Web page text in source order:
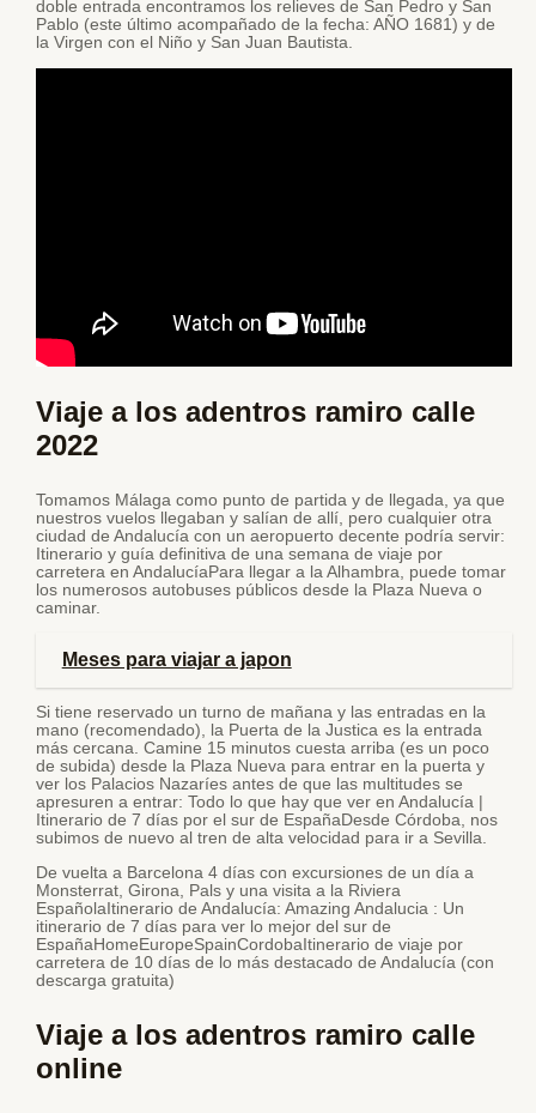
doble entrada encontramos los relieves de San Pedro y San
Pablo (este último acompañado de la fecha: AÑO 1681) y de
la Virgen con el Niño y San Juan Bautista.
Viaje a los adentros ramiro calle
2022
Tomamos Málaga como punto de partida y de llegada, ya que
nuestros vuelos llegaban y salían de allí, pero cualquier otra
ciudad de Andalucía con un aeropuerto decente podría servir:
Itinerario y guía definitiva de una semana de viaje por
carretera en AndalucíaPara llegar a la Alhambra, puede tomar
los numerosos autobuses públicos desde la Plaza Nueva o
caminar.
Meses para viajar a japon
Si tiene reservado un turno de mañana y las entradas en la
mano (recomendado), la Puerta de la Justica es la entrada
más cercana. Camine 15 minutos cuesta arriba (es un poco
de subida) desde la Plaza Nueva para entrar en la puerta y
ver los Palacios Nazaríes antes de que las multitudes se
apresuren a entrar: Todo lo que hay que ver en Andalucía |
Itinerario de 7 días por el sur de EspañaDesde Córdoba, nos
subimos de nuevo al tren de alta velocidad para ir a Sevilla.
De vuelta a Barcelona 4 días con excursiones de un día a
Monsterrat, Girona, Pals y una visita a la Riviera
EspañolaItinerario de Andalucía: Amazing Andalucia : Un
itinerario de 7 días para ver lo mejor del sur de
EspañaHomeEuropeSpainCordobaItinerario de viaje por
carretera de 10 días de lo más destacado de Andalucía (con
descarga gratuita)
Viaje a los adentros ramiro calle
online